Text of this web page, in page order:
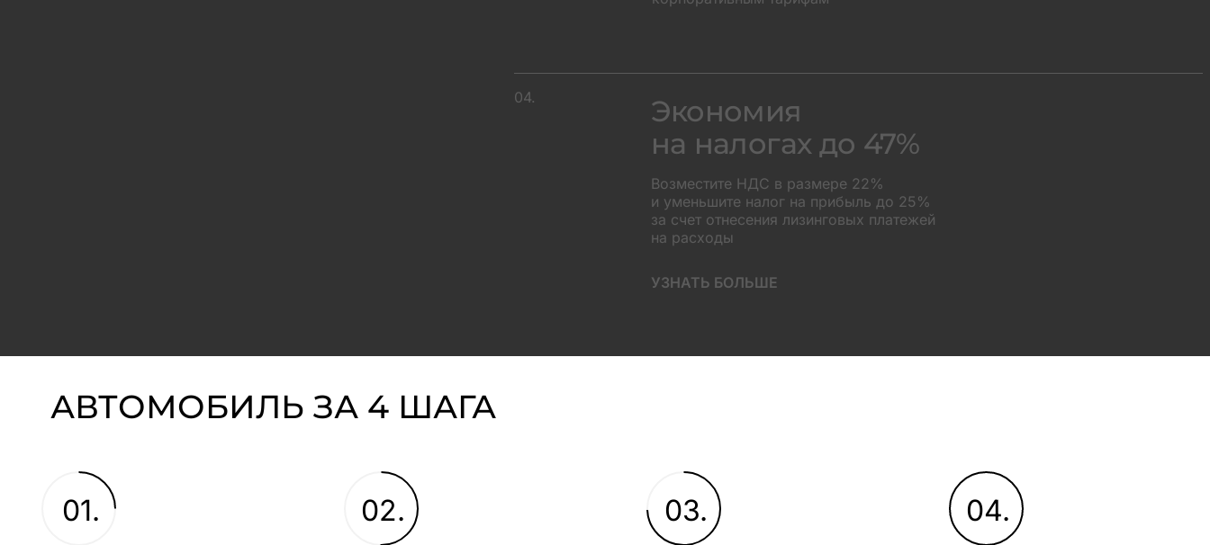
04.
Экономия
на налогах до 47%
Возместите НДС в размере 22%
и уменьшите налог на прибыль до 25%
за счет отнесения лизинговых платежей
на расходы
УЗНАТЬ БОЛЬШЕ
АВТОМОБИЛЬ ЗА 4 ШАГА
01. 02. 03. 04.